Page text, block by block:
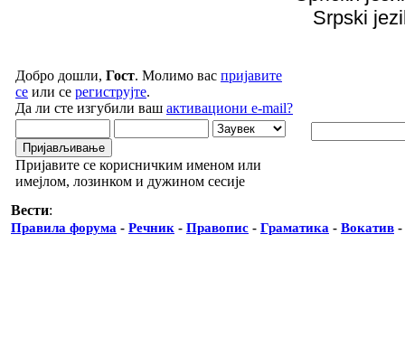
Srpski
Добро дошли, Гост. Молимо вас пријавите
се или се региструјте.
Да ли сте изгубили ваш активациони e-mail?
Пријавите се корисничким именом или
имејлом, лозинком и дужином сесије
Вести:
Правила форума - Речник - Правопис - Граматика - Вокатив -